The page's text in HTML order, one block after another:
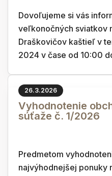
Dovoľujeme si vás
veľkonočných sviatkov
Draškovičov kaštieľ v
2024 v čase od 10:00
26.3.2026
Vyhodnotenie
súťaže č. 1/2026
Predmetom
najvýhodnejšej ponuky